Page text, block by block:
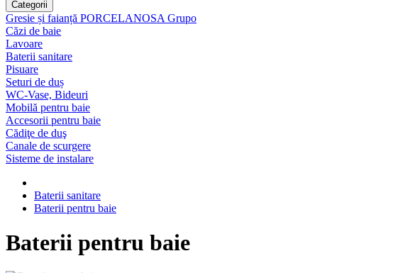
Categorii
Gresie și faianță PORCELANOSA Grupo
Căzi de baie
Lavoare
Baterii sanitare
Pisuare
Seturi de duș
WC-Vase, Bideuri
Mobilă pentru baie
Accesorii pentru baie
Cădiţe de duş
Canale de scurgere
Sisteme de instalare
Baterii sanitare
Baterii pentru baie
Baterii pentru baie